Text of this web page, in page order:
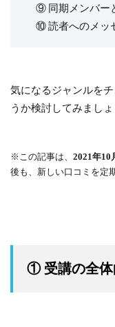
⑨ 同期メンバー
⑩ 読者へのメッ
気になるジャンルを
うか検討してみましょ
※この記事は、 2021年10
後も、新しい口コミを定
① 受講の全体